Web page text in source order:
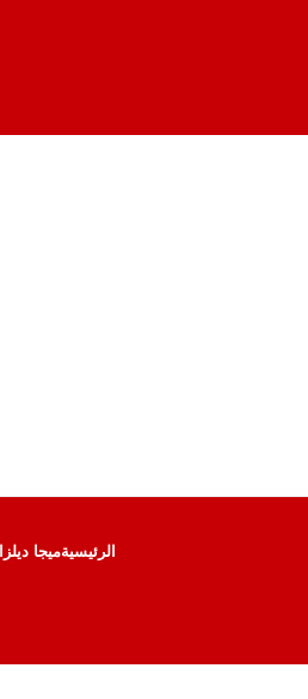
الرئيسيةميجا ديلز